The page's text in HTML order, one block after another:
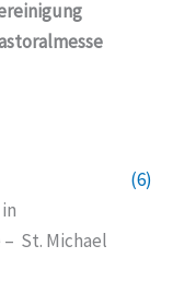
St. Michael
(6)